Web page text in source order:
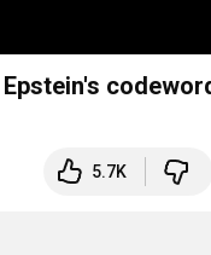
5.7K